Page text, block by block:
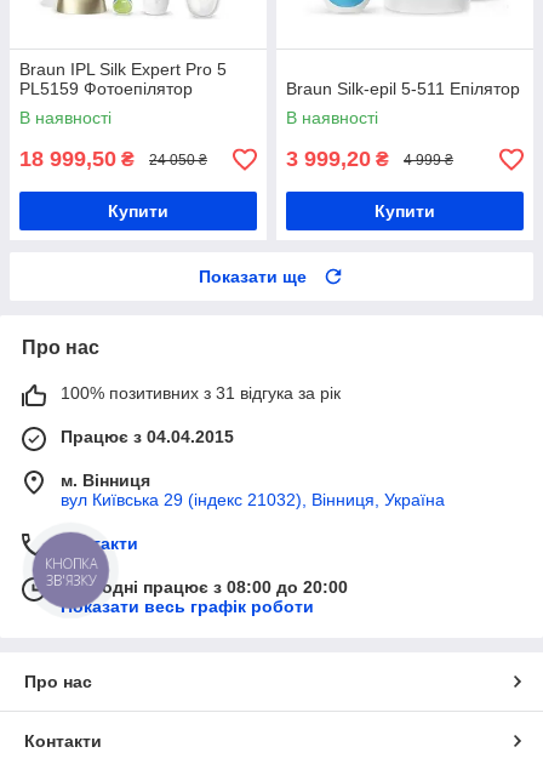
Braun IPL Silk Expert Pro 5
PL5159 Фотоепілятор
В наявності
18 999,50 ₴ 24 050 ₴
Купити
Braun Silk-epil 5-511 Епілятор
В наявності
3 999,20 ₴ 4 999 ₴
Купити
Показати ще
Про нас
100% позитивних з 31 відгука за рік
Працює з 04.04.2015
м. Вінниця
вул Київська 29 (індекс 21032), Вінниця, Україна
Контакти
Сьогодні працює з 08:00 до 20:00
Показати весь графік роботи
Про нас
Контакти
КНОПКА
ЗВ'ЯЗКУ